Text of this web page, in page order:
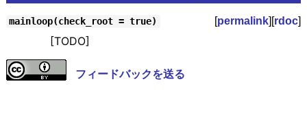
mainloop(check_root = true) [permalink][rdoc]
[TODO]
フィードバックを送る